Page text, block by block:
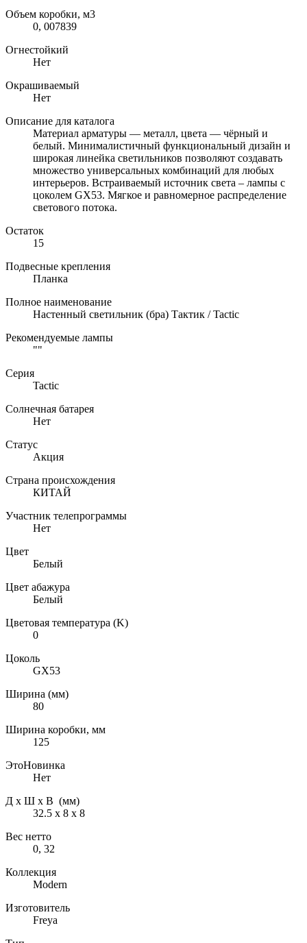
Объем коробки, м3
0, 007839
Огнестойкий
Нет
Окрашиваемый
Нет
Описание для каталога
Материал арматуры — металл, цвета — чёрный и
белый. Минималистичный функциональный дизайн и
широкая линейка светильников позволяют создавать
множество универсальных комбинаций для любых
интерьеров. Встраиваемый источник света – лампы с
цоколем GX53. Мягкое и равномерное распределение
светового потока.
Остаток
15
Подвесные крепления
Планка
Полное наименование
Настенный светильник (бра) Тактик / Tactic
Рекомендуемые лампы
""
Серия
Tactic
Солнечная батарея
Нет
Статус
Акция
Страна происхождения
КИТАЙ
Участник телепрограммы
Нет
Цвет
Белый
Цвет абажура
Белый
Цветовая температура (K)
0
Цоколь
GX53
Ширина (мм)
80
Ширина коробки, мм
125
ЭтоНовинка
Нет
Д х Ш х В (мм)
32.5 х 8 х 8
Вес нетто
0, 32
Коллекция
Modern
Изготовитель
Freya